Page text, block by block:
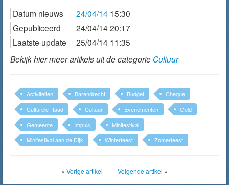
Datum nieuws
24/04/14 15:30
Gepubliceerd
24/04/14 20:17
Laatste update
25/04/14 11:35
Bekijk hier meer artikels uit de categorie Cultuur
Activiteiten Barendrecht Budget
Cheque
Culturele Raad
Cultuur Evenementen
Geld
Gemeente
Impuls
Minifestival
Minifestival aan de Dijk
Winterfeest Zomerfeest
« Vorige artikel | Volgende artikel »